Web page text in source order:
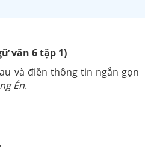
văn 6 tập 1)
và điền thông tin ngắn gọn
Én.